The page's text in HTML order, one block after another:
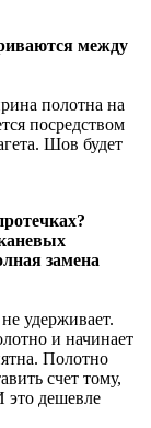
между
полотна на
посредством
Шов будет
замена
удерживает.
и начинает
Полотно
счет тому,
это дешевле